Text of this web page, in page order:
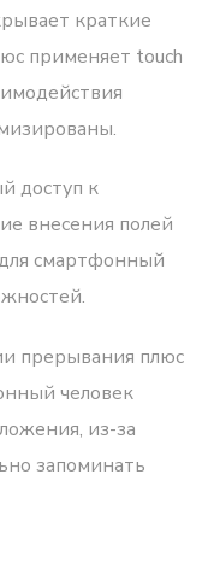
краткие
применяет touch
доступ к
внесения полей
смартфонный
прерывания плюс
человек
из-за
запоминать